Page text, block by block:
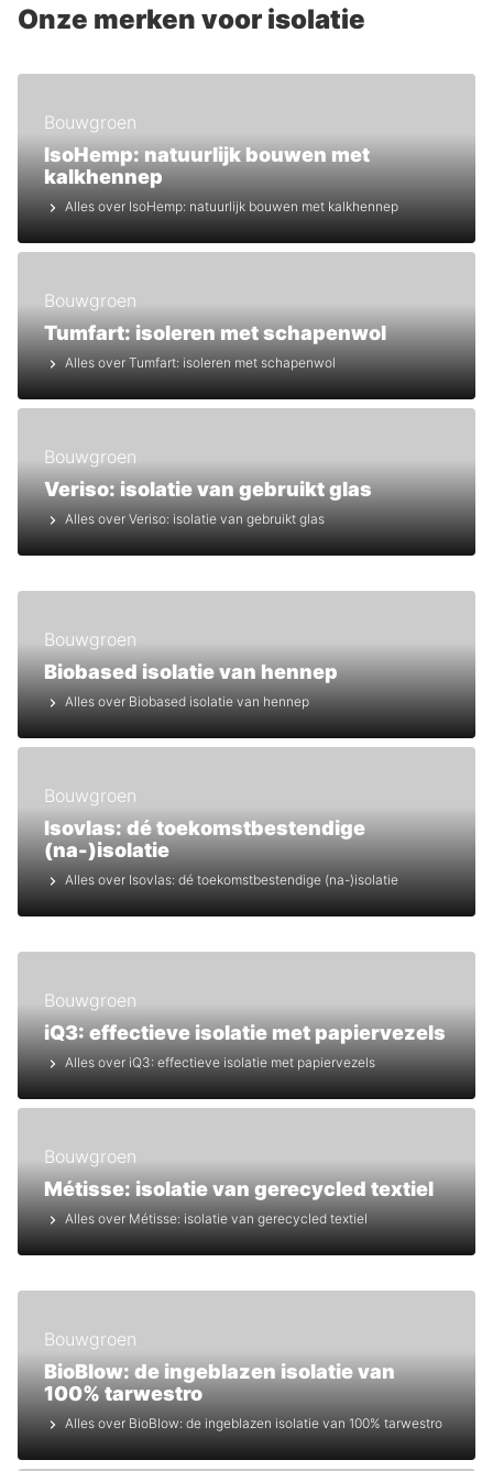
Onze merken voor isolatie
IsoHemp: natuurlijk bouwen met
kalkhennep
Bouwgroen
Alles over IsoHemp: natuurlijk bouwen met kalkhennep
Tumfart: isoleren met schapenwol
Bouwgroen
Alles over Tumfart: isoleren met schapenwol
Veriso: isolatie van gebruikt glas
Bouwgroen
Alles over Veriso: isolatie van gebruikt glas
Biobased isolatie van hennep
Bouwgroen
Alles over Biobased isolatie van hennep
Isovlas: dé toekomstbestendige
(na-)isolatie
Bouwgroen
Alles over Isovlas: dé toekomstbestendige (na-)isolatie
iQ3: effectieve isolatie met papiervezels
Bouwgroen
Alles over iQ3: effectieve isolatie met papiervezels
Métisse: isolatie van gerecycled textiel
Bouwgroen
Alles over Métisse: isolatie van gerecycled textiel
BioBlow: de ingeblazen isolatie van
100% tarwestro
Bouwgroen
Alles over BioBlow: de ingeblazen isolatie van 100% tarwestro